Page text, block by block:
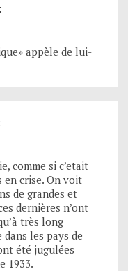
appèle de lui-
comme si c’etait
en crise. On voit
de grandes et
dernières n’ont
très long
dans les pays de
été jugulées
1933.